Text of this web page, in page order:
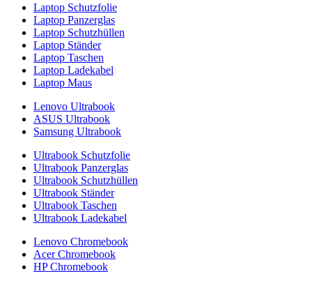
Laptop Schutzfolie
Laptop Panzerglas
Laptop Schutzhüllen
Laptop Ständer
Laptop Taschen
Laptop Ladekabel
Laptop Maus
Lenovo Ultrabook
ASUS Ultrabook
Samsung Ultrabook
Ultrabook Schutzfolie
Ultrabook Panzerglas
Ultrabook Schutzhüllen
Ultrabook Ständer
Ultrabook Taschen
Ultrabook Ladekabel
Lenovo Chromebook
Acer Chromebook
HP Chromebook